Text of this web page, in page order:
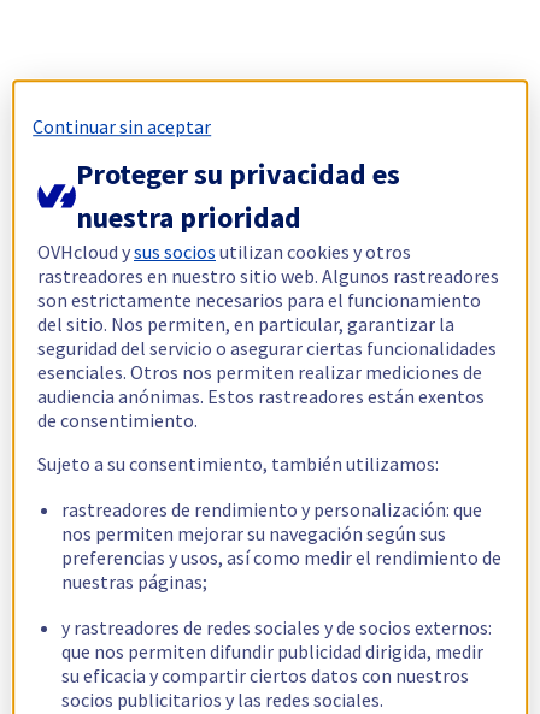
Continuar sin aceptar
Proteger su privacidad es
nuestra prioridad
OVHcloud ysus socios utilizan cookies y otros
rastreadores en nuestro sitio web. Algunos rastreadores
son estrictamente necesarios para el funcionamiento
del sitio. Nos permiten, en particular, garantizar la
seguridad del servicio o asegurar ciertas funcionalidades
esenciales. Otros nos permiten realizar mediciones de
audiencia anónimas. Estos rastreadores están exentos
de consentimiento.
Sujeto a su consentimiento, también utilizamos:
rastreadores de rendimiento y personalización: que
nos permiten mejorar su navegación según sus
preferencias y usos, así como medir el rendimiento de
nuestras páginas;
y rastreadores de redes sociales y de socios externos:
que nos permiten difundir publicidad dirigida, medir
su eficacia y compartir ciertos datos con nuestros
socios publicitarios y las redes sociales.